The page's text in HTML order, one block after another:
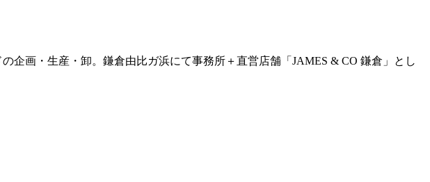
企画・生産・卸。鎌倉由比ガ浜にて事務所＋直営店舗「JAMES & CO 鎌倉」とし